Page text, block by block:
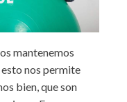
mantenemos
nos permite
bien, que son